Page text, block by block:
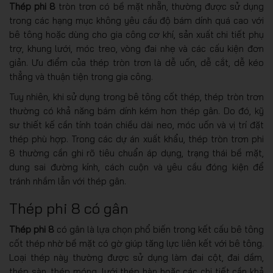
Thép phi 8 tròn trơn có bề mặt nhẵn, thường được sử dụng
trong các hạng mục không yêu cầu độ bám dính quá cao với
bê tông hoặc dùng cho gia công cơ khí, sản xuất chi tiết phụ
trợ, khung lưới, móc treo, vòng đai nhẹ và các cấu kiện đơn
giản. Ưu điểm của thép tròn trơn là dễ uốn, dễ cắt, dễ kéo
thẳng và thuận tiện trong gia công.
Tuy nhiên, khi sử dụng trong bê tông cốt thép, thép tròn trơn
thường có khả năng bám dính kém hơn thép gân. Do đó, kỹ
sư thiết kế cần tính toán chiều dài neo, móc uốn và vị trí đặt
thép phù hợp. Trong các dự án xuất khẩu, thép tròn trơn phi
8 thường cần ghi rõ tiêu chuẩn áp dụng, trạng thái bề mặt,
dung sai đường kính, cách cuộn và yêu cầu đóng kiện để
tránh nhầm lẫn với thép gân.
Thép phi 8 có gân
Thép phi 8 có gân là lựa chọn phổ biến trong kết cấu bê tông
cốt thép nhờ bề mặt có gờ giúp tăng lực liên kết với bê tông.
Loại thép này thường được sử dụng làm đai cột, đai dầm,